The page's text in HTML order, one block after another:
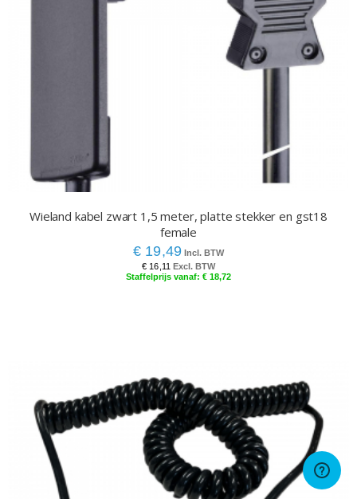
Wieland kabel zwart 1,5 meter, platte stekker en gst18
female
€ 19,49
€ 16,11
€ 18,72